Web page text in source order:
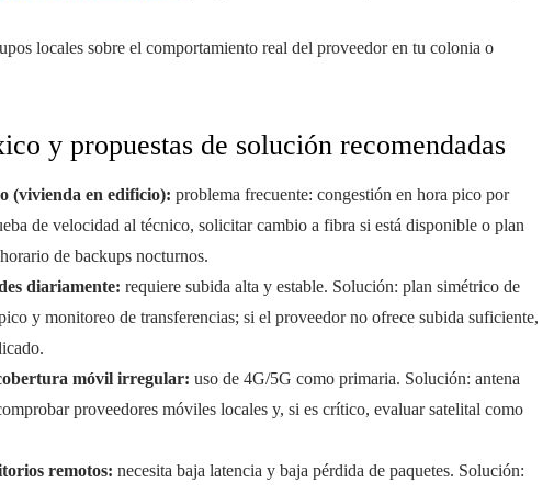
locales sobre el comportamiento real del proveedor en tu colonia o
y propuestas de solución recomendadas
(vivienda en edificio): problema frecuente: congestión en hora pico por
de velocidad al técnico, solicitar cambio a fibra si está disponible o plan
de backups nocturnos.
diariamente: requiere subida alta y estable. Solución: plan simétrico de
y monitoreo de transferencias; si el proveedor no ofrece subida suficiente,
móvil irregular: uso de 4G/5G como primaria. Solución: antena
proveedores móviles locales y, si es crítico, evaluar satelital como
remotos: necesita baja latencia y baja pérdida de paquetes. Solución: